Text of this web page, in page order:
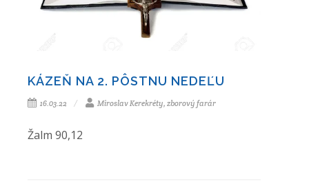
KÁZEŇ NA 2. PÔSTNU NEDEĽU
16.03.22 Miroslav Kerekréty, zborový farár
Žalm 90,12